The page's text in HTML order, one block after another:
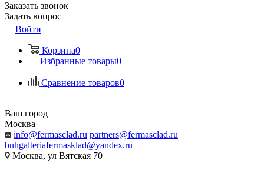
Заказать звонок
Задать вопрос
Войти
Корзина0
Избранные товары0
Сравнение товаров0
Ваш город
Москва
info@fermasclad.ru partners@fermasclad.ru
buhgalteriafermasklad@yandex.ru
Москва, ул Вятская 70